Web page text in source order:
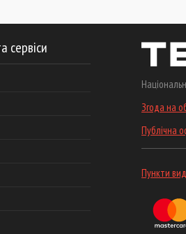
сервіси
Згода на
Публічна
Пункти